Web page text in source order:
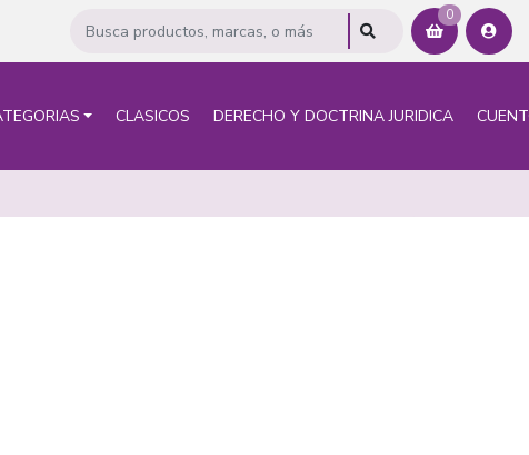
0
CLASICOS DERECHO Y DOCTRINA JURIDICA